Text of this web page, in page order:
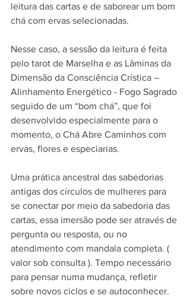
leitura das cartas e de saborear um bom
chá com ervas selecionadas.
Nesse caso, a sessão da leitura é feita
pelo tarot de Marselha e as Lâminas da
Dimensão da Consciência Crística –
Alinhamento Energético - Fogo Sagrado
seguido de um “bom chá”, que foi
desenvolvido especialmente para o
momento, o Chá Abre Caminhos com
ervas, flores e especiarias.
Uma prática ancestral das sabedorias
antigas dos círculos de mulheres para
se conectar por meio da sabedoria das
cartas, essa imersão pode ser através de
pergunta ou resposta, ou no
atendimento com mandala completa. (
valor sob consulta ). Tempo necessário
para pensar numa mudança, refletir
sobre novos ciclos e se autoconhecer.